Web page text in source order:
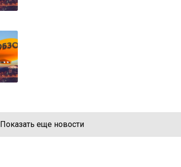
Показать еще новости